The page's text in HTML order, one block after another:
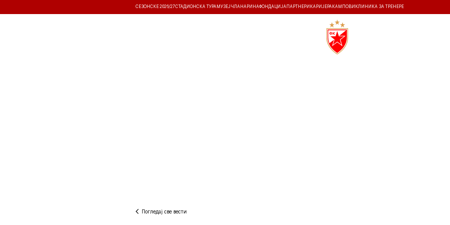
СЕЗОНСКЕ 2026/27СТАДИОНСКА ТУРА МУЗЕЈ ЧЛАНАРИНАФОНДАЦИЈА ПАРТНЕРИ КАРИЈЕРА КАМПОВИ КЛИНИКА ЗА ТРЕНЕРЕ
Погледај све вести